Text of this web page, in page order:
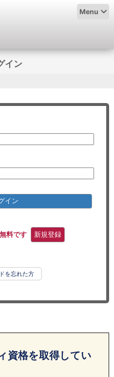
Menu
イン
イン
料です 新規登録
を忘れた方
資格を取得してい